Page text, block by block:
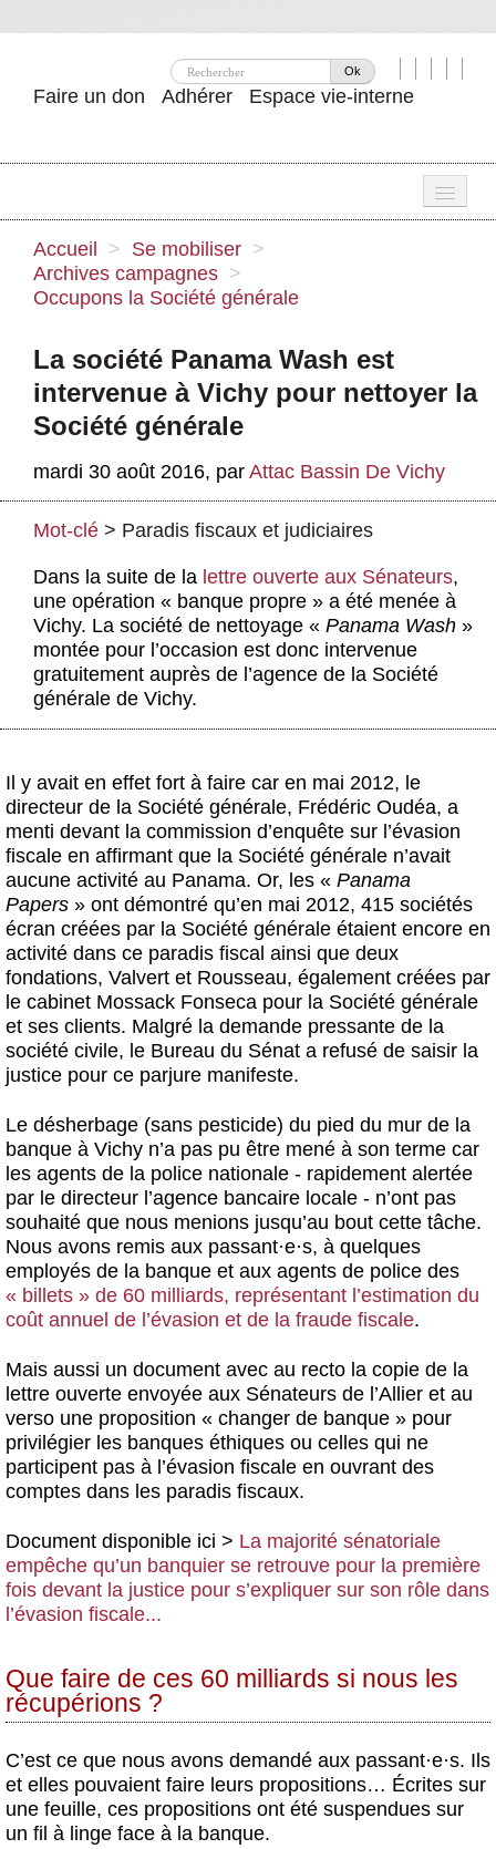
Ok
Faire un don Adhérer Espace vie-interne
Attac ?
Se mobiliser
Publications
Agenda
Actus et médias
Accueil > Se mobiliser >
Archives campagnes >
Occupons la Société générale
La société Panama Wash est
intervenue à Vichy pour nettoyer la
Société générale
mardi 30 août 2016, par Attac Bassin De Vichy
Mot-clé > Paradis fiscaux et judiciaires
Dans la suite de la lettre ouverte aux Sénateurs,
une opération « banque propre » a été menée à
Vichy. La société de nettoyage « Panama Wash »
montée pour l’occasion est donc intervenue
gratuitement auprès de l’agence de la Société
générale de Vichy.
Il y avait en effet fort à faire car en mai 2012, le
directeur de la Société générale, Frédéric Oudéa, a
menti devant la commission d’enquête sur l’évasion
fiscale en affirmant que la Société générale n’avait
aucune activité au Panama. Or, les « Panama
Papers » ont démontré qu’en mai 2012, 415 sociétés
écran créées par la Société générale étaient encore en
activité dans ce paradis fiscal ainsi que deux
fondations, Valvert et Rousseau, également créées par
le cabinet Mossack Fonseca pour la Société générale
et ses clients. Malgré la demande pressante de la
société civile, le Bureau du Sénat a refusé de saisir la
justice pour ce parjure manifeste.
Le désherbage (sans pesticide) du pied du mur de la
banque à Vichy n’a pas pu être mené à son terme car
les agents de la police nationale - rapidement alertée
par le directeur l’agence bancaire locale - n’ont pas
souhaité que nous menions jusqu’au bout cette tâche.
Nous avons remis aux passant·e·s, à quelques
employés de la banque et aux agents de police des
« billets » de 60 milliards, représentant l’estimation du
coût annuel de l’évasion et de la fraude fiscale.
Mais aussi un document avec au recto la copie de la
lettre ouverte envoyée aux Sénateurs de l’Allier et au
verso une proposition « changer de banque » pour
privilégier les banques éthiques ou celles qui ne
participent pas à l’évasion fiscale en ouvrant des
comptes dans les paradis fiscaux.
Document disponible ici > La majorité sénatoriale
empêche qu’un banquier se retrouve pour la première
fois devant la justice pour s’expliquer sur son rôle dans
l’évasion fiscale...
Que faire de ces 60 milliards si nous les
récupérions ?
C’est ce que nous avons demandé aux passant·e·s. Ils
et elles pouvaient faire leurs propositions… Écrites sur
une feuille, ces propositions ont été suspendues sur
un fil à linge face à la banque.